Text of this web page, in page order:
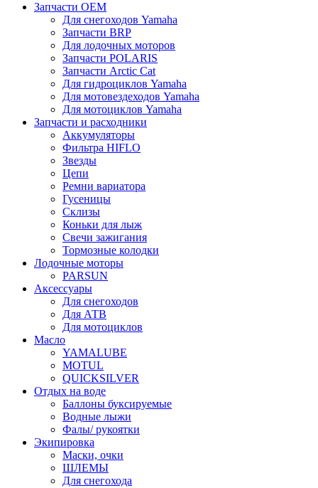
Запчасти OEM
Для снегоходов Yamaha
Запчасти BRP
Для лодочных моторов
Запчасти POLARIS
Запчасти Arctic Cat
Для гидроциклов Yamaha
Для мотовездеходов Yamaha
Для мотоциклов Yamaha
Запчасти и расходники
Аккумуляторы
Фильтра HIFLO
Звезды
Цепи
Ремни вариатора
Гусеницы
Склизы
Коньки для лыж
Свечи зажигания
Тормозные колодки
Лодочные моторы
PARSUN
Аксессуары
Для снегоходов
Для АТВ
Для мотоциклов
Масло
YAMALUBE
MOTUL
QUICKSILVER
Отдых на воде
Баллоны буксируемые
Водные лыжи
Фалы/ рукоятки
Экипировка
Маски, очки
ШЛЕМЫ
Для снегохода